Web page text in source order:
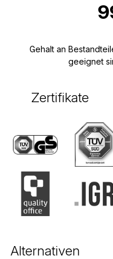
Gehalt an
geeignet
Zertifikate
Alternativen